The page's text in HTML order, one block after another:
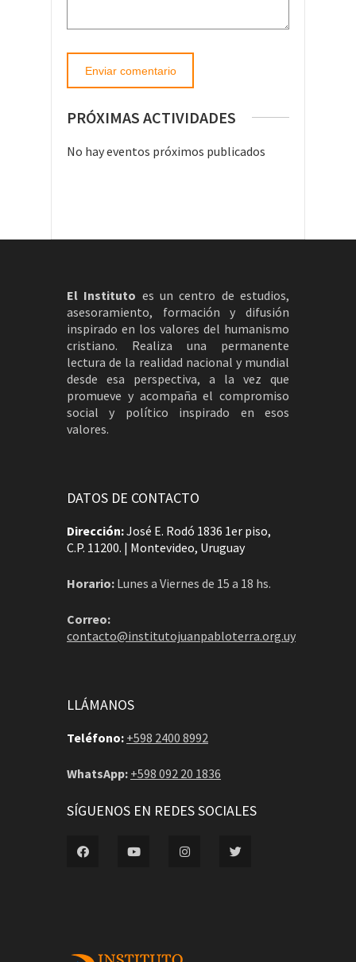
PRÓXIMAS ACTIVIDADES
No hay eventos próximos publicados
El Instituto es un centro de estudios,
asesoramiento, formación y difusión
inspirado en los valores del humanismo
cristiano. Realiza una permanente
lectura de la realidad nacional y mundial
desde esa perspectiva, a la vez que
promueve y acompaña el compromiso
social y político inspirado en esos
valores.
DATOS DE CONTACTO
Dirección:José E. Rodó 1836 1er piso,
C.P. 11200. | Montevideo, Uruguay
Horario: Lunes a Viernes de 15 a 18 hs.
Correo:
contacto@institutojuanpabloterra.org.uy
LLÁMANOS
Teléfono: +598 2400 8992
WhatsApp: +598 092 20 1836
SÍGUENOS EN REDES SOCIALES